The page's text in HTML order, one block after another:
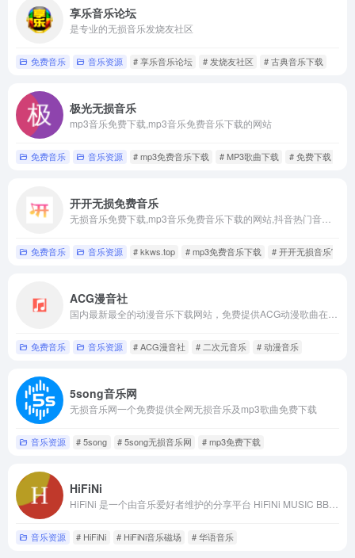
下
载
的
网
站
列
表
享乐音乐论坛
是专业的无损音乐发烧友社区
免费音乐 音乐资源 # 享乐音乐论坛 # 发烧友社区 # 古典音乐下载
极光无损音乐
mp3音乐免费下载,mp3音乐免费音乐下载的网站
免费音乐 音乐资源 # mp3免费音乐下载 # MP3歌曲下载 # 免费下载
开开无损免费音乐
免费音乐 音乐资源 # kkws.top # mp3免费音乐下载 # 开开无损音乐官网
ACG漫音社
免费音乐 音乐资源 # ACG漫音社 # 二次元音乐 # 动漫音乐
5song音乐网
无损音乐网一个免费提供全网无损音乐及mp3歌曲免费下载
音乐资源 # 5song # 5song无损音乐网 # mp3免费下载
HiFiNi
音乐资源 # HiFiNi # HiFiNi音乐磁场 # 华语音乐